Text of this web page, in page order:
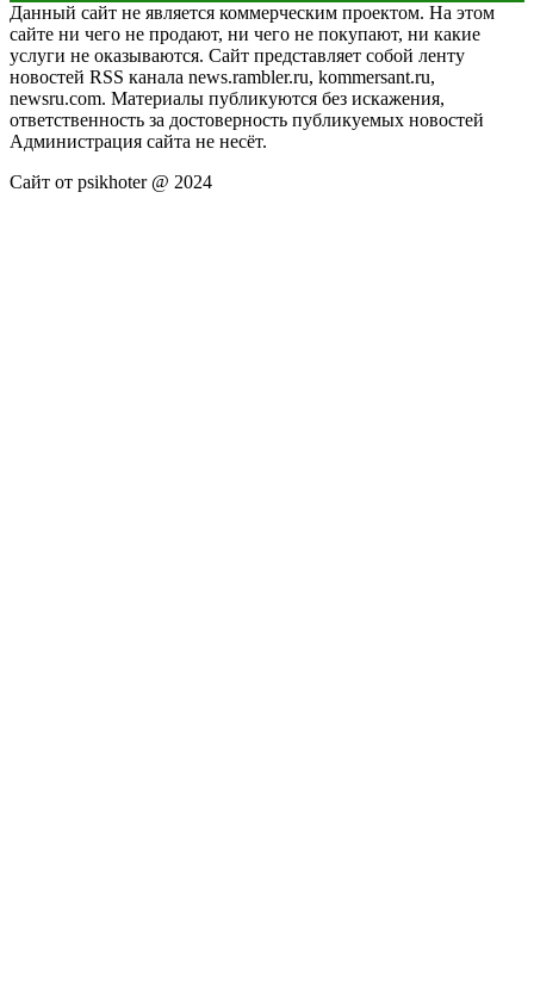
Данный сайт не является коммерческим проектом. На этом
сайте ни чего не продают, ни чего не покупают, ни какие
услуги не оказываются. Сайт представляет собой ленту
новостей RSS канала news.rambler.ru, kommersant.ru,
newsru.com. Материалы публикуются без искажения,
ответственность за достоверность публикуемых новостей
Администрация сайта не несёт.
Сайт от psikhoter @ 2024